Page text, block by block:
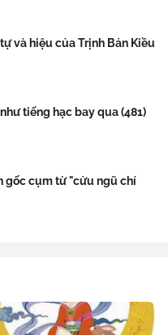
và hiệu của Trịnh Bản Kiều
tiếng hạc bay qua (481)
gốc cụm từ "cửu ngũ chí